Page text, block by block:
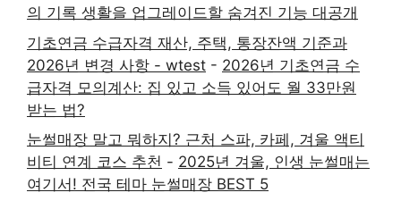
의 기록 생활을 업그레이드할 숨겨진 기능 대공개
기초연금 수급자격 재산, 주택, 통장잔액 기준과
2026년 변경 사항 - wtest - 2026년 기초연금 수
급자격 모의계산: 집 있고 소득 있어도 월 33만원
받는 법?
눈썰매장 말고 뭐하지? 근처 스파, 카페, 겨울 액티
비티 연계 코스 추천 - 2025년 겨울, 인생 눈썰매는
여기서! 전국 테마 눈썰매장 BEST 5